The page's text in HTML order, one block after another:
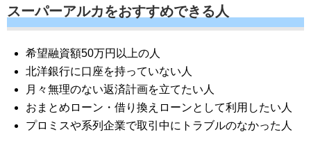
スーパーアルカをおすすめできる人
希望融資額50万円以上の人
北洋銀行に口座を持っていない人
月々無理のない返済計画を立てたい人
おまとめローン・借り換えローンとして利用したい人
プロミスや系列企業で取引中にトラブルのなかった人